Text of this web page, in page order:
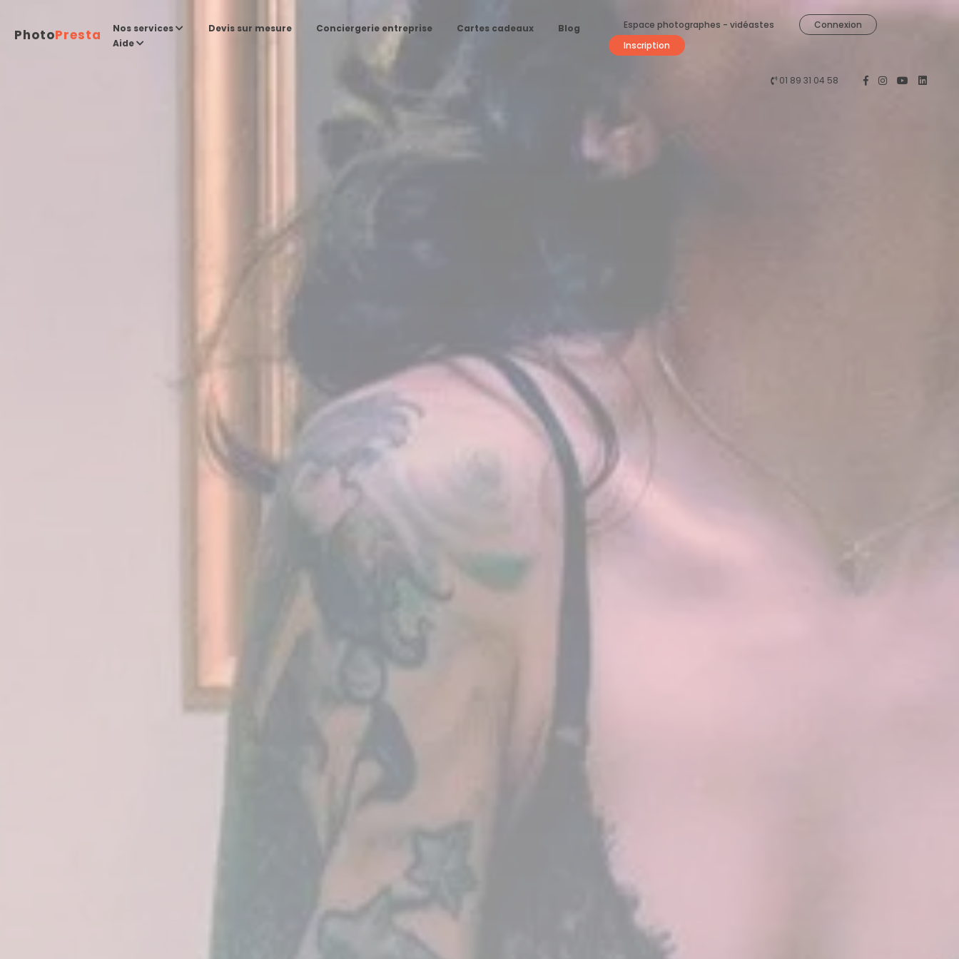
PhotoPresta Nos services Devis sur mesure Conciergerie entreprise Cartes cadeaux
Blog
Aide
Espace photographes - vidéastes
Connexion
Inscription
01 89 31 04 58